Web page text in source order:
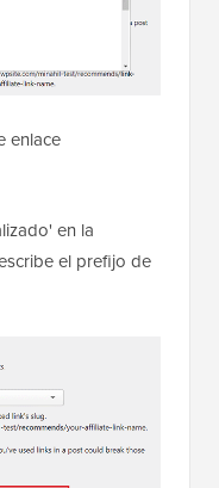
enlace
en la
el prefijo de